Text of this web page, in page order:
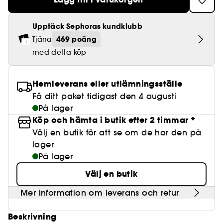
BB- & CC-krämer
Paletter
Pennvässare
Nagelfilar & nagelklippare
Matningspapper
Make-up Trends
Se allt
Make it last
Skincare meets Makeup
Makeup Routine
Find your favourite finish
Instant Lip Love
Fläckar
Porer
Se allt
Skincare meets Makeup
Self-Care Moment
Affordable Skincare
Do you speak Skincare
Dear skin, I love you
Powdery
Water
Musk
Fragrance Layering
Säsongens dofter
Dofter berättar historier
Lock- och vågdefinition
Återfuktning och näring
Solskydd
Plattning
Färgat hår
Hair Styling
Haircare Guide
Haircare Finder
Wonder Treatment
Clean hudvård
Clean parfym
Clean hårvård
Personal Care
Best Skin Ever Shade Finder
Cream Lip Stain Shade Finder
Upptäck Sephoras kundklubb
Tjäna 469 poäng
med detta köp
Hemleverans eller utlämningsställe
Få ditt paket tidigast den 4 augusti
På lager
Köp och hämta i butik efter 2 timmar *
Välj en butik för att se om de har den på
lager
På lager
Välj en butik
Mer information om leverans och retur
Beskrivning